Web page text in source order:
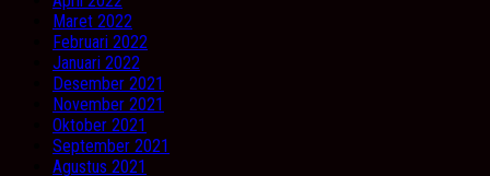
Maret 2022
Februari 2022
Januari 2022
Desember 2021
November 2021
Oktober 2021
September 2021
Agustus 2021